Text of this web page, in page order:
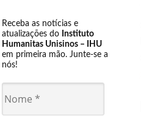
Receba as notícias e
atualizações do Instituto
Humanitas Unisinos – IHU
em primeira mão. Junte-se a
nós!